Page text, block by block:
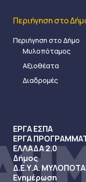
Περιήγηση στο
Περιήγηση στο Δήμο
Μυλοπόταμος
Αξιοθέατα
Διαδρομές
ΕΡΓΑ ΕΣΠΑ
ΕΡΓΑ
ΕΛΛΑΔΑ 2.0
Δήμος
Δ.Ε.Υ.Α.
Ενημέρωση